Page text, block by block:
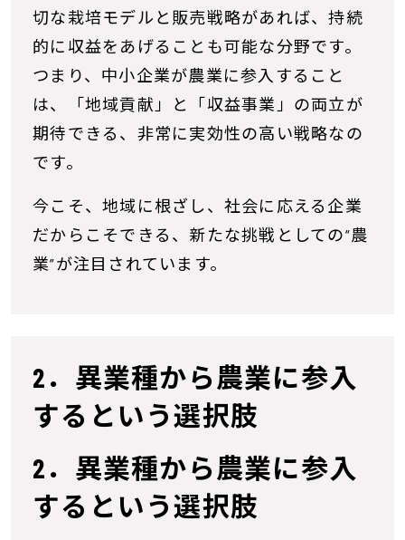
切な栽培モデルと販売戦略があれば、持続
的に収益をあげることも可能な分野です。
つまり、中小企業が農業に参入すること
は、「地域貢献」と「収益事業」の両立が
期待できる、非常に実効性の高い戦略なの
です。
今こそ、地域に根ざし、社会に応える企業
だからこそできる、新たな挑戦としての“農
業”が注目されています。
2．異業種から農業に参入
するという選択肢
2．異業種から農業に参入
するという選択肢